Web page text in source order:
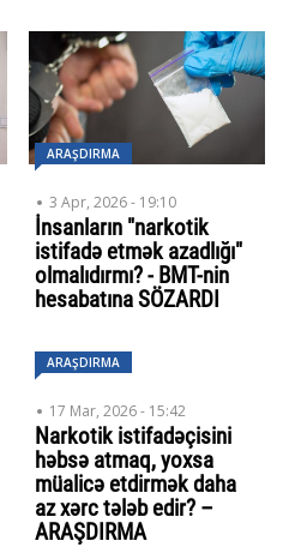
ARAŞDIRMA
3 Apr, 2026 - 19:10
İnsanların "narkotik
istifadə etmək azadlığı"
olmalıdırmı? - BMT-nin
hesabatına SÖZARDI
ARAŞDIRMA
17 Mar, 2026 - 15:42
Narkotik istifadəçisini
həbsə atmaq, yoxsa
müalicə etdirmək daha
az xərc tələb edir? –
ARAŞDIRMA